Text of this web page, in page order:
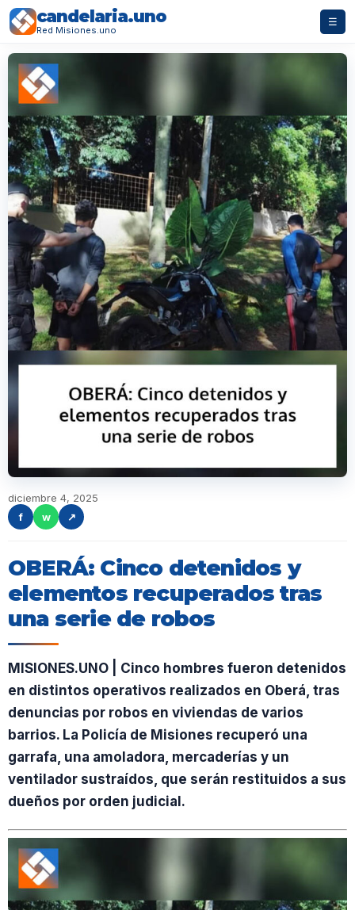
candelaria.uno
Red Misiones.uno
☰
diciembre 4, 2025
f
w ↗
OBERÁ: Cinco detenidos y
elementos recuperados tras
una serie de robos
MISIONES.UNO | Cinco hombres fueron detenidos
en distintos operativos realizados en Oberá, tras
denuncias por robos en viviendas de varios
barrios. La Policía de Misiones recuperó una
garrafa, una amoladora, mercaderías y un
ventilador sustraídos, que serán restituidos a sus
dueños por orden judicial.